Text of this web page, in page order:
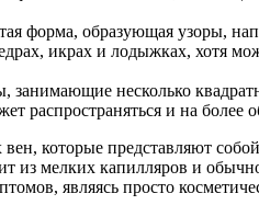
форма, образующая узоры,
икрах и лодыжках, хотя
занимающие несколько
распространяться и на более
которые представляют
из мелких капилляров и
являясь просто